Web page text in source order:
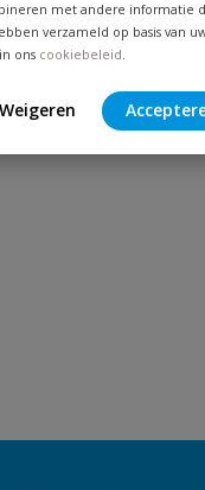
met andere informatie
verzameld op basis van
ons cookiebeleid.
Weigeren
tanden, geschikt voor het
beweging.